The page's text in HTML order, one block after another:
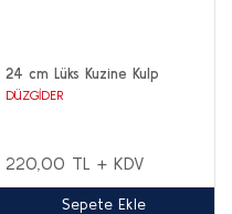
24 cm Lüks Kuzine Kulp
DÜZGİDER
220,00 TL + KDV
Sepete Ekle